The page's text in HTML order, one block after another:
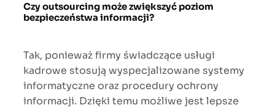
Czy outsourcing może zwiększyć poziom
bezpieczeństwa informacji?
Tak, ponieważ firmy świadczące usługi
kadrowe stosują wyspecjalizowane systemy
informatyczne oraz procedury ochrony
informacji. Dzięki temu możliwe jest lepsze